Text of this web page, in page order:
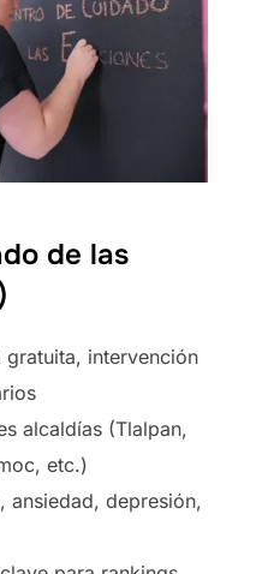
de las
intervención
alcaldías (Tlalpan,
etc.)
ansiedad, depresión,